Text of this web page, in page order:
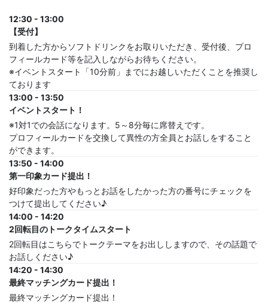
12:30 - 13:00
【受付】
到着した方からソフトドリンクをお取りいただき、受付後、プロ
フィールカード等を記入しながらお待ちください。
※イベントスタート「10分前」までにお越しいただくことを推奨し
ております
13:00 - 13:50
イベントスタート！
※1対1での会話になります。5～8分毎に席替えです。
プロフィールカードを交換して異性の方全員とお話しをすること
ができます。
13:50 - 14:00
第一印象カード提出！
好印象だった方やもっとお話をしたかった方の番号にチェックを
つけて提出してください♪
14:00 - 14:20
2回転目のトークタイムスタート
2回転目はこちらでトークテーマをお出ししますので、その話題で
お話しください♪
14:20 - 14:30
最終マッチングカード提出！
最終マッチングカード提出！